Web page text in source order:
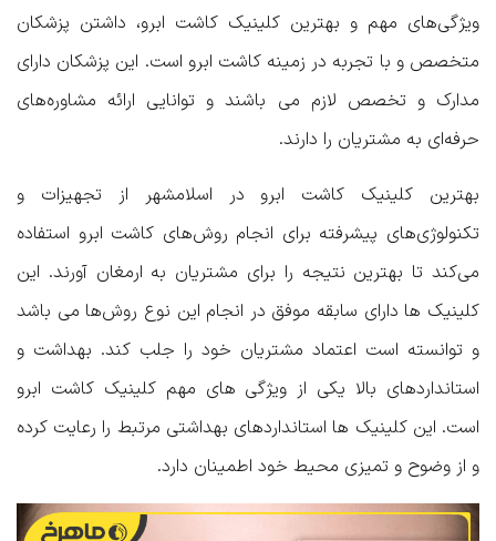
ویژگی‌های مهم و بهترین کلینیک‌ کاشت ابرو، داشتن پزشکان
متخصص و با تجربه در زمینه کاشت ابرو است. این پزشکان دارای
مدارک و تخصص لازم می باشند و توانایی ارائه مشاوره‌های
حرفه‌ای به مشتریان را دارند.
بهترین کلینیک کاشت ابرو در اسلامشهر از تجهیزات و
تکنولوژی‌های پیشرفته برای انجام روش‌های کاشت ابرو استفاده
می‌کند تا بهترین نتیجه را برای مشتریان به ارمغان آورند. این
کلینیک ها دارای سابقه موفق در انجام این نوع روش‌ها می باشد
و توانسته است اعتماد مشتریان خود را جلب کند. بهداشت و
استانداردهای بالا یکی از ویژگی های مهم کلینیک کاشت ابرو
است. این کلینیک ها استانداردهای بهداشتی مرتبط را رعایت کرده
و از وضوح و تمیزی محیط خود اطمینان دارد.